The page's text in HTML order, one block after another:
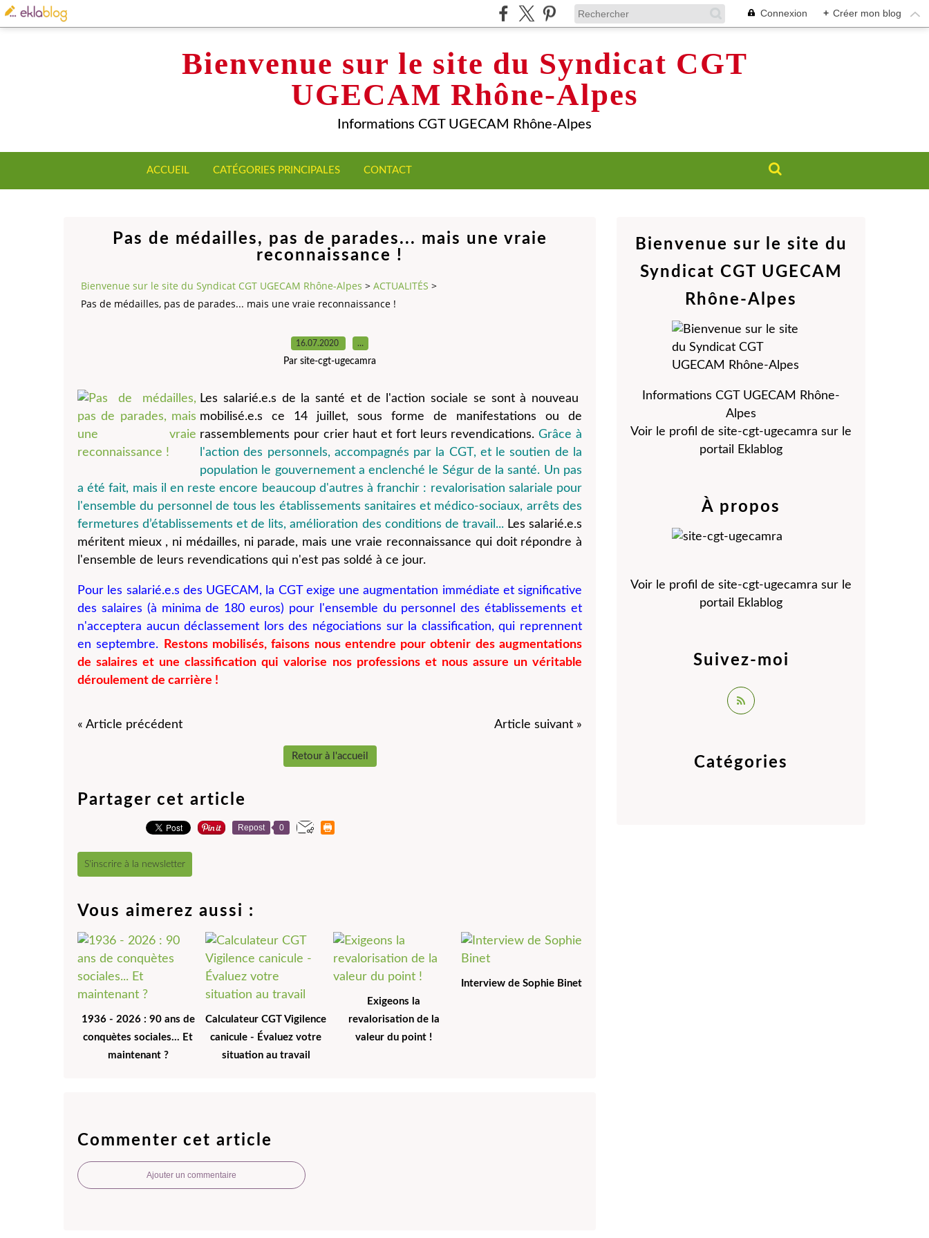
Connexion + Créer mon blog
Bienvenue sur le site du Syndicat CGT
UGECAM Rhône-Alpes
Informations CGT UGECAM Rhône-Alpes
ACCUEIL CATÉGORIES PRINCIPALES CONTACT
Pas de médailles, pas de parades... mais une vraie
reconnaissance !
Bienvenue sur le site du Syndicat CGT UGECAM Rhône-Alpes > ACTUALITÉS >
Pas de médailles, pas de parades... mais une vraie reconnaissance !
16.07.2020 …
Par site-cgt-ugecamra
Les salarié.e.s de la santé et de l'action sociale se sont à nouveau
mobilisé.e.s ce 14 juillet, sous forme de manifestations ou de
rassemblements pour crier haut et fort leurs revendications.Grâce à
l'action des personnels, accompagnés par la CGT, et le soutien de la
population le gouvernement a enclenché le Ségur de la santé. Un pas
a été fait, mais il en reste encore beaucoup d'autres à franchir : revalorisation salariale pour
l'ensemble du personnel de tous les établissements sanitaires et médico-sociaux, arrêts des
fermetures d’établissements et de lits, amélioration des conditions de travail...Les salarié.e.s
méritent mieux , ni médailles, ni parade, mais une vraie reconnaissance qui doit répondre à
l'ensemble de leurs revendications qui n'est pas soldé à ce jour.
Pour les salarié.e.s des UGECAM, la CGT exige une augmentation immédiate et significative
des salaires (à minima de 180 euros) pour l'ensemble du personnel des établissements et
n'acceptera aucun déclassement lors des négociations sur la classification, qui reprennent
en septembre.
Restons mobilisés, faisons nous entendre pour obtenir des augmentations
de salaires et une classification qui valorise nos professions et nous assure un véritable
déroulement de carrière !
« Article précédent Article suivant »
Retour à l'accueil
Partager cet article
Repost 0
S'inscrire à la newsletter
Vous aimerez aussi :
1936 - 2026 : 90 ans de
conquètes sociales... Et
maintenant ?
Calculateur CGT Vigilence
canicule - Évaluez votre
situation au travail
Exigeons la
revalorisation de la
valeur du point !
Interview de Sophie Binet
Commenter cet article
Ajouter un commentaire
Catégories
Bienvenue sur le site du
Syndicat CGT UGECAM
Rhône-Alpes
Informations CGT UGECAM Rhône-
Alpes
Voir le profil de site-cgt-ugecamra sur le
portail Eklablog
Suivez-moi
À propos
Voir le profil de site-cgt-ugecamra sur le
portail Eklablog